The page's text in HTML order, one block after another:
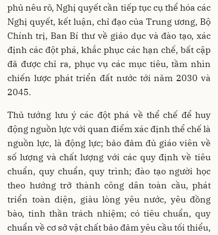
phủ nêu rõ, Nghị quyết cần tiếp tục cụ thể hóa các
Nghị quyết, kết luận, chỉ đạo của Trung ương, Bộ
Chính trị, Ban Bí thư về giáo dục và đào tạo, xác
định các đột phá, khắc phục các hạn chế, bất cập
đã được chỉ ra, phục vụ các mục tiêu, tầm nhìn
chiến lược phát triển đất nước tới năm 2030 và
2045.
Thủ tướng lưu ý các đột phá về thể chế để huy
động nguồn lực với quan điểm xác định thể chế là
nguồn lực, là động lực; bảo đảm đủ giáo viên về
số lượng và chất lượng với các quy định về tiêu
chuẩn, quy chuẩn, quy trình; đào tạo người học
theo hướng trở thành công dân toàn cầu, phát
triển toàn diện, giàu lòng yêu nước, yêu đồng
bào, tinh thần trách nhiệm; có tiêu chuẩn, quy
chuẩn về cơ sở vật chất bảo đảm yêu cầu tối thiểu,